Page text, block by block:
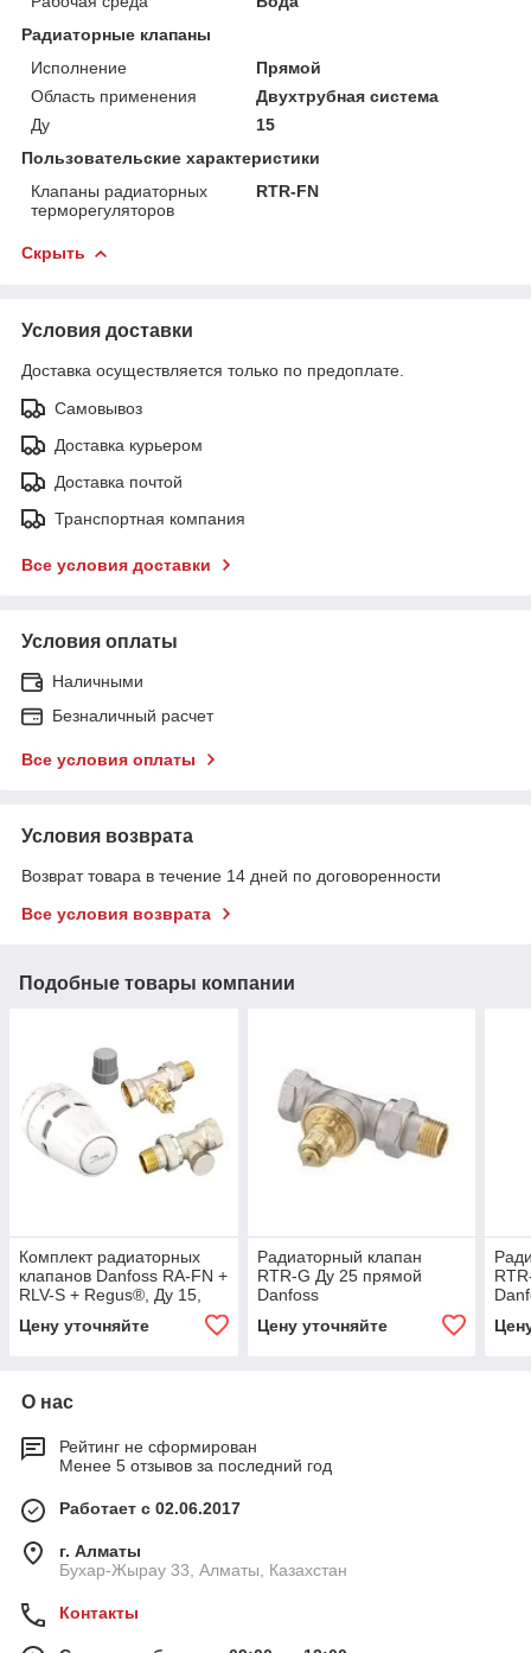
Радиаторные клапаны
Исполнение
Прямой
Область применения
Двухтрубная система
Ду
15
Пользовательские характеристики
Клапаны радиаторных
терморегуляторов
RTR-FN
Скрыть
Условия доставки
Доставка осуществляется только по предоплате.
Самовывоз
Доставка курьером
Доставка почтой
Транспортная компания
Все условия доставки
Условия оплаты
Наличными
Безналичный расчет
Все условия оплаты
Условия возврата
Возврат товара в течение 14 дней по договоренности
Все условия возврата
Подобные товары компании
Комплект радиаторных
клапанов Danfoss RA-FN +
RLV-S + Regus®, Ду 15,
Прямой (Код 015G5302)
Цену уточняйте
Радиаторный клапан
RTR-G Ду 25 прямой
Danfoss
Цену уточняйте
О нас
Рейтинг не сформирован
Менее 5 отзывов за последний год
Работает с 02.06.2017
г. Алматы
Бухар-Жырау 33, Алматы, Казахстан
Контакты